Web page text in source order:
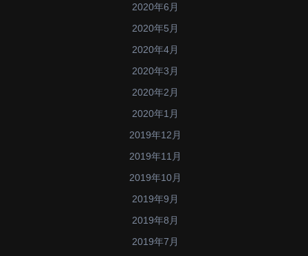
2020年6月
2020年5月
2020年4月
2020年3月
2020年2月
2020年1月
2019年12月
2019年11月
2019年10月
2019年9月
2019年8月
2019年7月